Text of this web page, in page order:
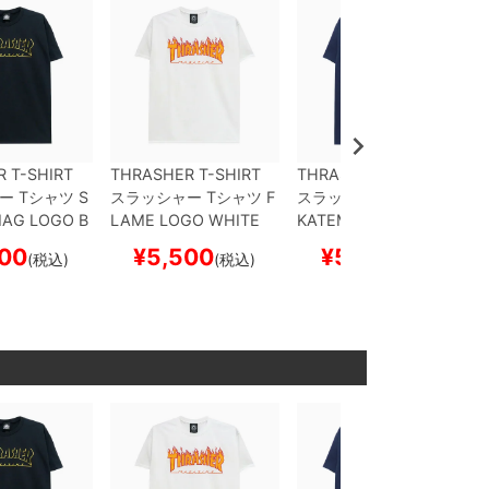
T-SHIRT
Tシャツ S
LOGO B
画）
ケボー
(税込)
THRASHER T-SHIRT
スラッシャー Tシャツ F
LAME LOGO WHITE
（US企画）スケートボ
ード スケボー
¥5,500(税込)
THRASHER T-SHIRT
スラッシャー
KATEMAG LOGO WHI
NAVY（US企画）
スケートボード スケボ
¥5,500